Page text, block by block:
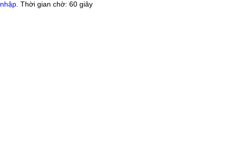
nhập . Thời gian chờ: 60 giây